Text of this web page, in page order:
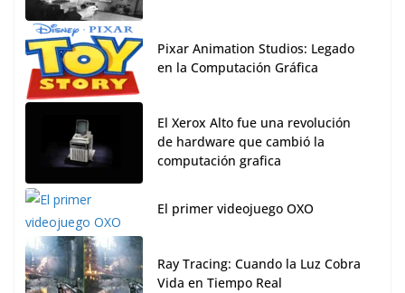
Pixar Animation Studios: Legado
en la Computación Gráfica
El Xerox Alto fue una revolución
de hardware que cambió la
computación grafica
El primer videojuego OXO
Ray Tracing: Cuando la Luz Cobra
Vida en Tiempo Real